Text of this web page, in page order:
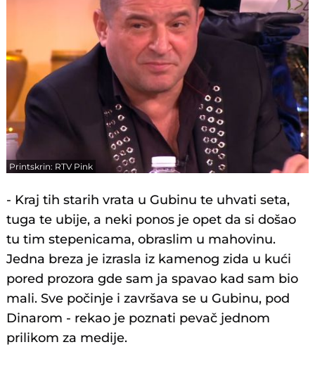
Printskrin: RTV Pink
- Kraj tih starih vrata u Gubinu te uhvati seta,
tuga te ubije, a neki ponos je opet da si došao
tu tim stepenicama, obraslim u mahovinu.
Jedna breza je izrasla iz kamenog zida u kući
pored prozora gde sam ja spavao kad sam bio
mali. Sve počinje i završava se u Gubinu, pod
Dinarom - rekao je poznati pevač jednom
prilikom za medije.